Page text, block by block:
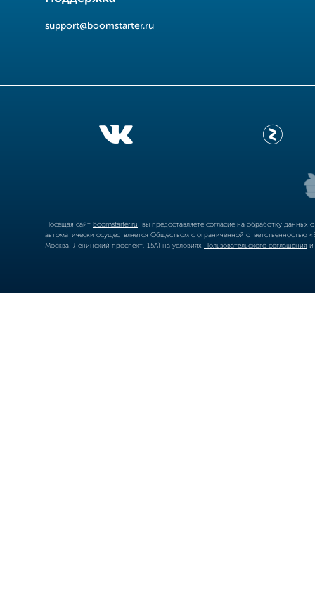
support@boomstarter.ru
Посещая сайт boomstarter.ru , вы предоставляете согласие на обработку
автоматически осуществляется Обществом с ограниченной
Москва, Ленинский проспект, 15А) на условиях Пользовательского соглашения и